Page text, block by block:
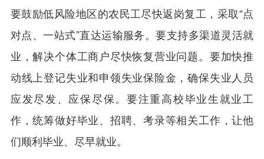
要鼓励低风险地区的农民工尽快返岗复工，采取“点
对点、一站式”直达运输服务。要支持多渠道灵活就
业，解决个体工商户尽快恢复营业问题。要加快推
动线上登记失业和申领失业保险金，确保失业人员
应发尽发、应保尽保。要注重高校毕业生就业工
作，统筹做好毕业、招聘、考录等相关工作，让他
们顺利毕业、尽早就业。